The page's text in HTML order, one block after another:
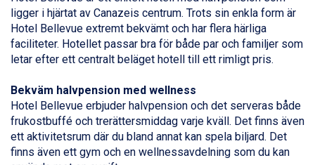
Alleghe från 8.545 kr.
Bad Gastein från 6.295 kr.
Arabba från 11.045 kr.
La Thuile från 7.045 kr.
Cervinia från 8.245 kr.
Bad Hofgastein från 8.595 kr.
Passo Tonale från 5.895 kr.
Sölden från 12.995 kr.
Champoluc från 5.945 kr.
Sestriere från 6.945 kr.
ligger i hjärtat av Canazeis centrum. Trots sin enkla form är
Hotel Bellevue extremt bekvämt och har flera härliga
faciliteter. Hotellet passar bra för både par och familjer som
letar efter ett centralt beläget hotell till ett rimligt pris.
Bekväm halvpension med wellness
Hotel Bellevue erbjuder halvpension och det serveras både
frukostbuffé och trerättersmiddag varje kväll. Det finns även
ett aktivitetsrum där du bland annat kan spela biljard. Det
finns även ett gym och en wellnessavdelning som du kan